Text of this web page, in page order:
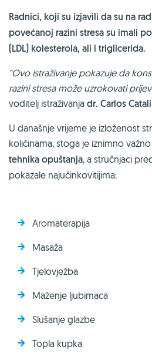
Radnici, koji su izjavili da su na
povećanoj razini stresa su imali
(LDL) kolesterola, ali i triglicerida.
"Ovo istraživanje pokazuje da
razini stresa može uzrokovati
voditelj istraživanja dr. Carlos
U današnje vrijeme je izloženost
količinama, stoga je iznimno
tehnika opuštanja, a stručnjaci
pokazale najučinkovitijima:
Aromaterapija
Masaža
Tjelovježba
Maženje ljubimaca
Slušanje glazbe
Topla kupka